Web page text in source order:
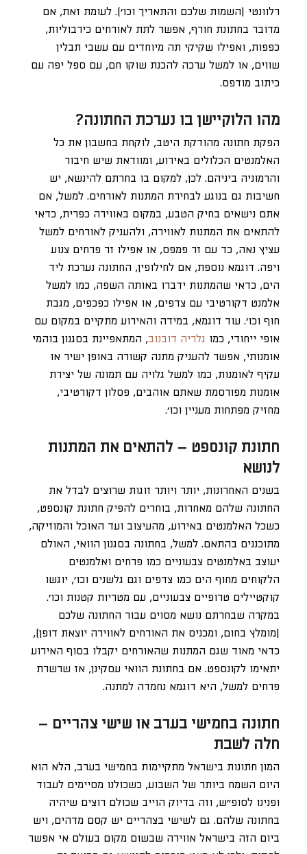
רלוונטי (השמות שלכם והתאריך וכו’). לעומת זאת, אם
מדובר בחתונת חורף, אפשר לתת לאורחים כירבוליות,
כפפות, ואפילו שקיקי תה מיוחדים עם עשבי תבלין
שווים, או למשל ערכה להכנת שוקו חם, עם ספל יפה עם
כיתוב מודפס.
מהו הלוקיישן בו נערכת החתונה?
הפקת חתונה מהודקת היטב, לוקחת בחשבון את כל
האלמנטים הכלולים באירוע, ומוודאת שיש חיבור
והרמוניה ביניהם. לכן, למקום בו בחרתם להינשא, יש
חשיבות גם בנוגע לבחירת המתנות לאורחים. למשל, אם
אתם נישאים בחיק הטבע, במקום באווירה כפרית, כדאי
להתאים את המתנות לאווירה, ולהעניק לאורחים למשל
עציץ נאה, כד עם זר פמפס, או אפילו זר פרחים צנוע
ויפה. דוגמא נוספת, אם לחילופין, החתונה נערכת ליד
הים, כדאי שהמתנות ידברו באותה השפה, כמו למשל
אלמנט דקורטיבי עם צדפים, או אפילו כפכפים, מגבת
חוף וכו’. עוד דוגמא, במידה והאירוע מתקיים במקום עם
אופי ייחודי, כמו גלריה דובנוב, המתאפיינת בסגנון בוהמי
אומנותי, אפשר להעניק מתנה קשורה באופן ישיר או
עקיף לאומנות, כמו למשל גלויה עם תמונה של יצירת
אומנות מפורסמת שאתם אוהבים, פסלון דקורטיבי,
מחזיק מפתחות מעניין וכו’.
חתונת קונספט – להתאים את המתנות
לנושא
בשנים האחרונות, יותר ויותר זוגות שרוצים לבדל את
החתונה שלהם מאחרות, בוחרים להפיק חתונת קונספט,
כשכל האלמנטים באירוע, מהעיצוב ועד האוכל והמוזיקה,
מתוכננים בהתאם. למשל, בחתונה בסגנון הוואי, האולם
יעוצב באלמנטים צבעוניים כמו פרחים ואלמנטים
הלקוחים מחוף הים כמו צדפים וגם גלשנים וכו’, יוגשו
קוקטיילים טרופיים צבעוניים, עם מטריות קטנות וכו’.
במקרה שבחרתם נושא מסוים עבור החתונה שלכם
(מומלץ בחום, ומכניס את האורחים לאווירה יוצאת דופן),
כדאי מאוד שגם המתנות שהאורחים יקבלו בסוף האירוע
יתאימו לקונספט. אם בחתונת הוואי עסקינן, אז שרשרת
פרחים למשל, היא דוגמא נחמדה למתנה.
חתונה בחמישי בערב או שישי צהריים –
חלה לשבת
המון חתונות בישראל מתקיימות בחמישי בערב, הלא הוא
היום השמח ביותר של השבוע, כשכולנו מסיימים לעבוד
ופנינו לסופ”ש, וזה בדיוק הוייב שכולם רוצים שיהיה
בחתונה שלהם. גם לשישי בצהריים יש קסם מדהים, ויש
ביום הזה בישראל אווירה שבשום מקום בעולם אי אפשר